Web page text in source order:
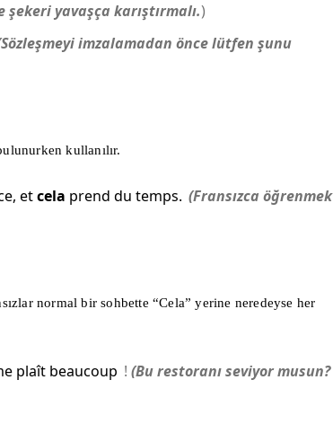
yavaşça karıştırmalı.)
imzalamadan önce lütfen şunu
kullanılır.
etcela prend du temps. (Fransızca öğrenmek
normal bir sohbette “Cela” yerine neredeyse her
plaît beaucoup ! (Bu restoranı seviyor musun?